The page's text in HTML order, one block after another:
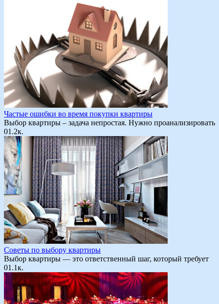
Частые ошибки во время покупки квартиры
Выбор квартиры – задача непростая. Нужно проанализировать
01.2к.
Советы по выбору квартиры
Выбор квартиры — это ответственный шаг, который требует
01.1к.